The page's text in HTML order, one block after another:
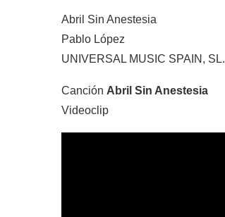
Abril Sin Anestesia
Pablo López
UNIVERSAL MUSIC SPAIN, SL.
Canción Abril Sin Anestesia
Videoclip